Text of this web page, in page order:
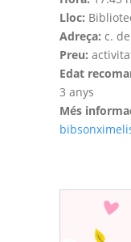
Lloc:
Adreça: c.
Preu:
Edat
3 anys
Més